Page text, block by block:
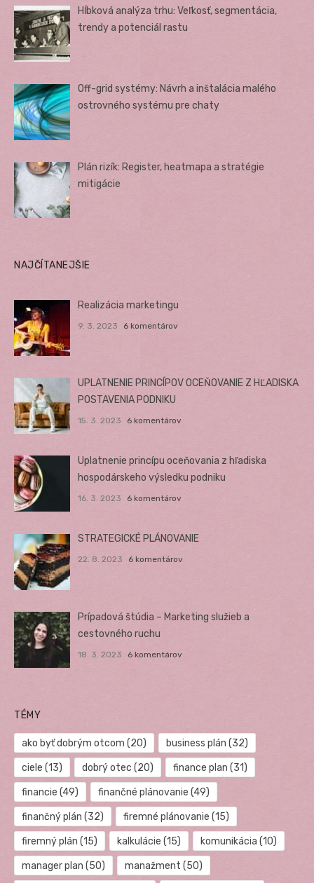
Hĺbková analýza trhu: Veľkosť, segmentácia,
trendy a potenciál rastu
Off-grid systémy: Návrh a inštalácia malého
ostrovného systému pre chaty
Plán rizík: Register, heatmapa a stratégie
mitigácie
NAJČÍTANEJŠIE
Realizácia marketingu
9. 3. 2023 6 komentárov
UPLATNENIE PRINCÍPOV OCEŇOVANIE Z HĽADISKA
POSTAVENIA PODNIKU
15. 3. 2023 6 komentárov
Uplatnenie princípu oceňovania z hľadiska
hospodárskeho výsledku podniku
16. 3. 2023 6 komentárov
STRATEGICKÉ PLÁNOVANIE
22. 8. 2023 6 komentárov
Prípadová štúdia – Marketing služieb a
cestovného ruchu
18. 3. 2023 6 komentárov
TÉMY
ako byť dobrým otcom (20) business plán (32)
ciele (13) dobrý otec (20) finance plan (31)
financie (49) finančné plánovanie (49)
finančný plán (32) firemné plánovanie (15)
firemný plán (15) kalkulácie (15) komunikácia (10)
manager plan (50) manažment (50)